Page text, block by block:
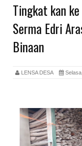
Tingkat kan
Serma Edri
Binaan
LENSA DESA